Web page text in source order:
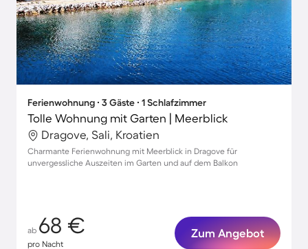
Ferienwohnung ∙ 3 Gäste ∙ 1 Schlafzimmer
Tolle Wohnung mit Garten | Meerblick
Dragove, Sali, Kroatien
Charmante Ferienwohnung mit Meerblick in Dragove für
unvergessliche Auszeiten im Garten und auf dem Balkon
ab 68 €
pro Nacht
Zum Angebot